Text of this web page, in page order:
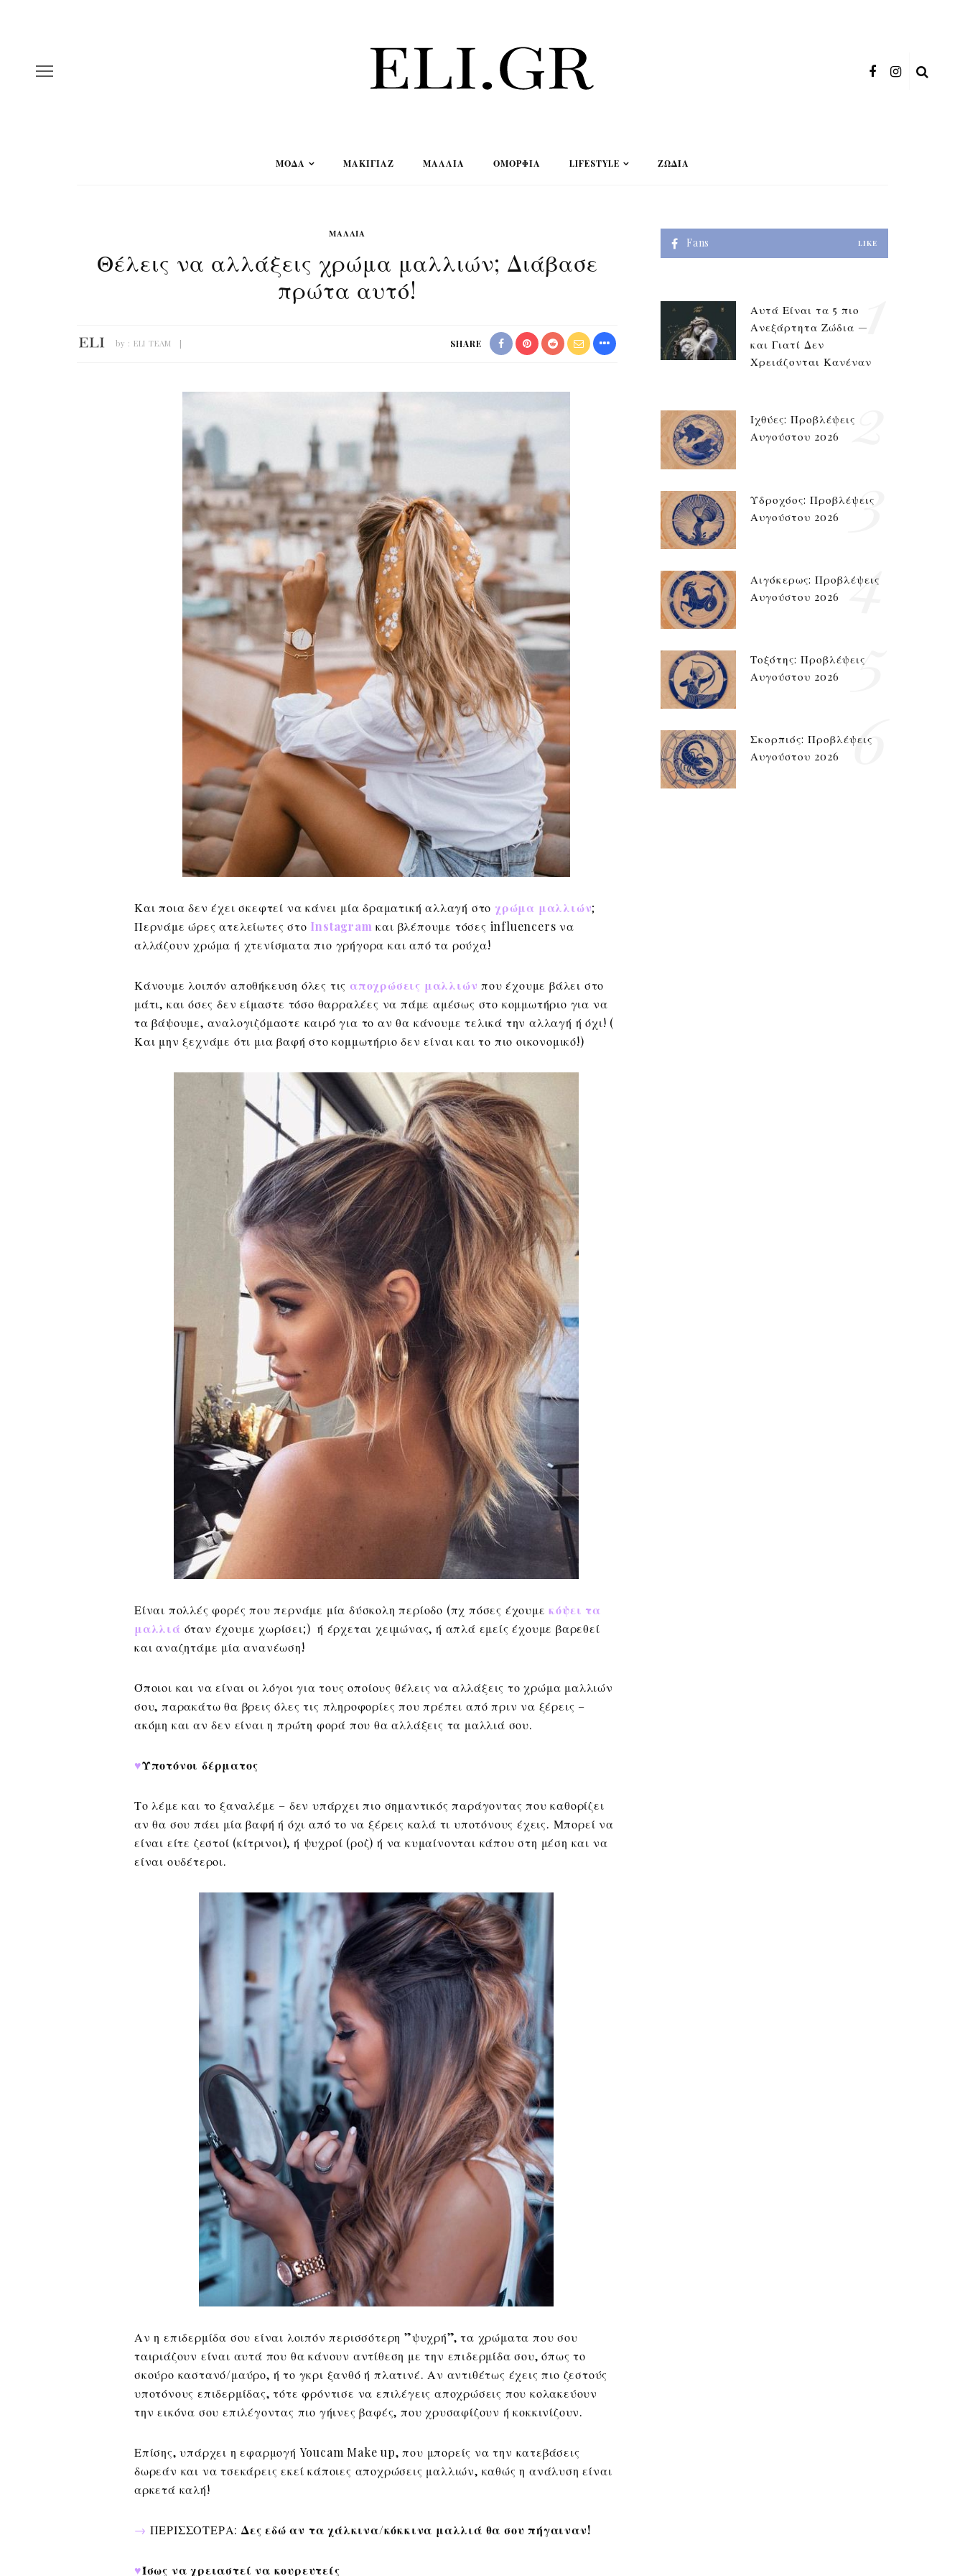
ΜΟΔΑ ΜΑΚΙΓΙΆΖ ΜΑΛΛΙΆ ΟΜΟΡΦΙΆ LIFESTYLE ΖΏΔΙΑ
ΜΑΛΛΙΆ
Θέλεις να αλλάξεις χρώμα μαλλιών; Διάβασε
πρώτα αυτό!
by : ELI TEAM SHARE
Και ποια δεν έχει σκεφτεί να κάνει μία δραματική αλλαγή στο χρώμα μαλλιών;
Περνάμε ώρες ατελείωτες στο Instagram και βλέπουμε τόσες influencers να
αλλάζουν χρώμα ή χτενίσματα πιο γρήγορα και από τα ρούχα!
Κάνουμε λοιπόν αποθήκευση όλες τις αποχρώσεις μαλλιών που έχουμε βάλει στο
μάτι, και όσες δεν είμαστε τόσο θαρραλέες να πάμε αμέσως στο κομμωτήριο για να
τα βάψουμε, αναλογιζόμαστε καιρό για το αν θα κάνουμε τελικά την αλλαγή ή όχι! (
Και μην ξεχνάμε ότι μια βαφή στο κομμωτήριο δεν είναι και το πιο οικονομικό!)
Είναι πολλές φορές που περνάμε μία δύσκολη περίοδο (πχ πόσες έχουμε κόψει τα
μαλλιά όταν έχουμε χωρίσει;) ή έρχεται χειμώνας, ή απλά εμείς έχουμε βαρεθεί
και αναζητάμε μία ανανέωση!
Όποιοι και να είναι οι λόγοι για τους οποίους θέλεις να αλλάξεις το χρώμα μαλλιών
σου, παρακάτω θα βρεις όλες τις πληροφορίες που πρέπει από πριν να ξέρεις –
ακόμη και αν δεν είναι η πρώτη φορά που θα αλλάξεις τα μαλλιά σου.
♥Υποτόνοι δέρματος
Το λέμε και το ξαναλέμε – δεν υπάρχει πιο σημαντικός παράγοντας που καθορίζει
αν θα σου πάει μία βαφή ή όχι από το να ξέρεις καλά τι υποτόνους έχεις. Μπορεί να
είναι είτε ζεστοί (κίτρινοι), ή ψυχροί (ροζ) ή να κυμαίνονται κάπου στη μέση και να
είναι ουδέτεροι.
Αν η επιδερμίδα σου είναι λοιπόν περισσότερη ”ψυχρή”, τα χρώματα που σου
ταιριάζουν είναι αυτά που θα κάνουν αντίθεση με την επιδερμίδα σου, όπως το
σκούρο καστανό/μαύρο, ή το γκρι ξανθό ή πλατινέ. Αν αντιθέτως έχεις πιο ζεστούς
υποτόνους επιδερμίδας, τότε φρόντισε να επιλέγεις αποχρώσεις που κολακεύουν
την εικόνα σου επιλέγοντας πιο γήινες βαφές, που χρυσαφίζουν ή κοκκινίζουν.
Επίσης, υπάρχει η εφαρμογή Youcam Make up, που μπορείς να την κατεβάσεις
δωρεάν και να τσεκάρεις εκεί κάποιες αποχρώσεις μαλλιών, καθώς η ανάλυση είναι
αρκετά καλή!
→ ΠΕΡΙΣΣΟΤΕΡΑ:Δες εδώ αν τα χάλκινα/κόκκινα μαλλιά θα σου πήγαιναν!
♥Ίσως να χρειαστεί να κουρευτείς
Fans LIKE
Αυτά Είναι τα 5 πιο
Ανεξάρτητα Ζώδια —
και Γιατί Δεν
Χρειάζονται Κανέναν
1
Ιχθύες: Προβλέψεις
Αυγούστου 2026
2
Υδροχόος: Προβλέψεις
Αυγούστου 2026
3
Αιγόκερως: Προβλέψεις
Αυγούστου 2026
4
Τοξότης: Προβλέψεις
Αυγούστου 2026
5
Σκορπιός: Προβλέψεις
Αυγούστου 2026
6